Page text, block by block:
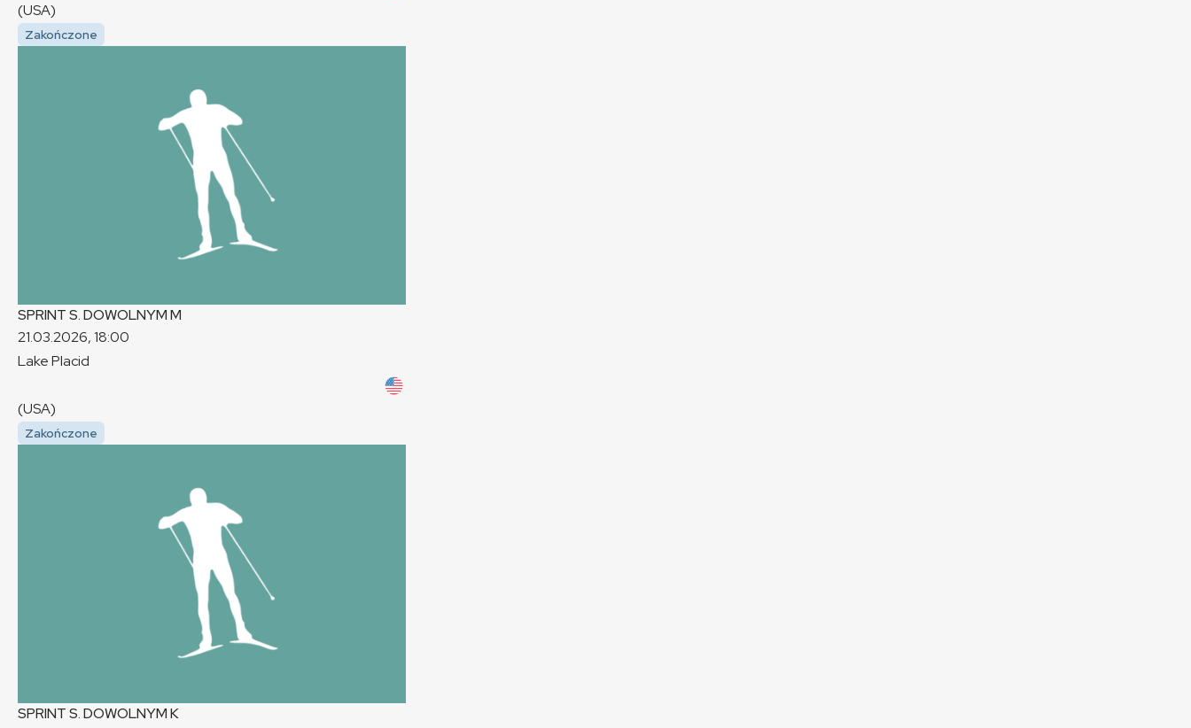
(USA)
Zakończone
SPRINT S. DOWOLNYMM
21.03.2026, 18:00
Lake Placid
(USA)
Zakończone
SPRINT S. DOWOLNYMK